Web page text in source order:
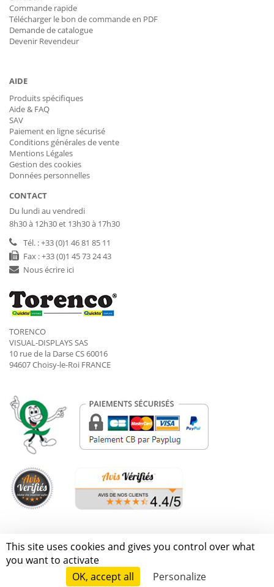
Commande rapide
Télécharger le bon de commande en PDF
Demande de catalogue
Devenir Revendeur
AIDE
Produits spécifiques
Aide & FAQ
SAV
Paiement en ligne sécurisé
Conditions générales de vente
Mentions Légales
Gestion des cookies
Données personnelles
CONTACT
Du lundi au vendredi
8h30 à 12h30 et 13h30 à 17h30
Tél. : +33 (0)1 46 81 85 11
Fax : +33 (0)1 45 73 24 43
Nous écrire ici
TORENCO
VISUAL-DISPLAYS SAS
10 rue de la Darse CS 60016
94607 Choisy-le-Roi FRANCE
Torenco © Tous droits réservés
Conditions générales de vente
Gestion des cookies
Données personnelles
This site uses cookies and gives you control over what
you want to activate
OK, accept all
Personalize